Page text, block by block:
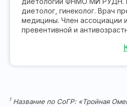
диетолог, гинеколог. Врач
медицины. Член ассоциации
превентивной и
1 Название по СоГР: «Тройная